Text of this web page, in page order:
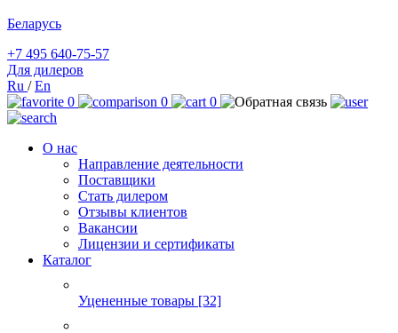
Беларусь
+7 495 640-75-57
Для дилеров
Ru /En
0
0 0
О нас
Направление деятельности
Поставщики
Стать дилером
Отзывы клиентов
Вакансии
Лицензии и сертификаты
Каталог
Уцененные товары [32]